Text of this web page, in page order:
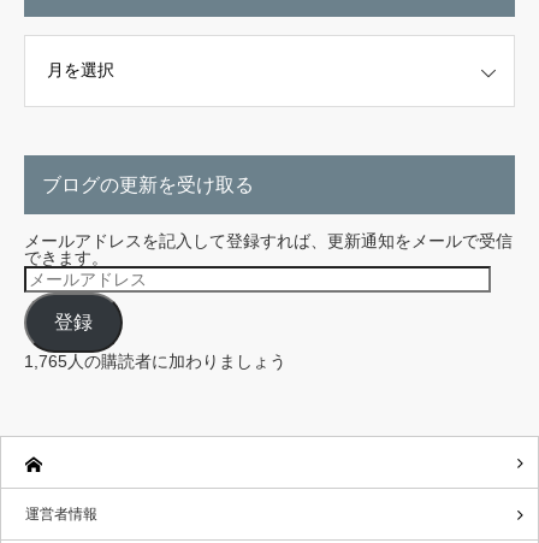
ブログの更新を受け取る
メールアドレスを記入して登録すれば、更新通知をメールで受信
できます。
メ
ー
ル
ア
ド
レ
ス
登録
1,765人の購読者に加わりましょう
運営者情報